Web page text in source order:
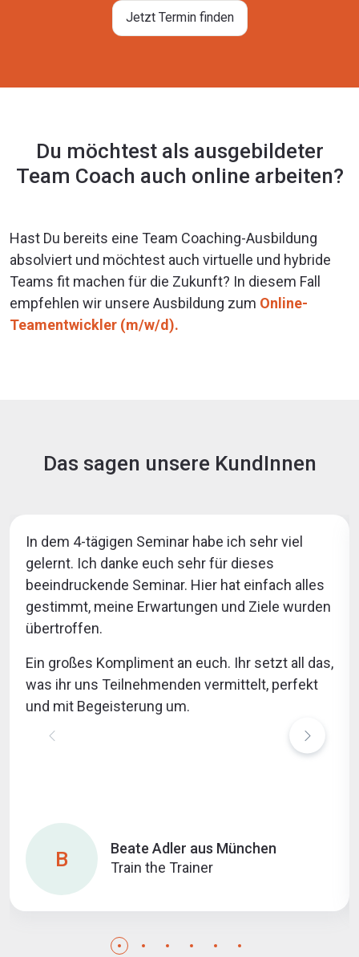
Jetzt Termin finden
Du möchtest als ausgebildeter
Team Coach auch online arbeiten?
Hast Du bereits eine Team Coaching-Ausbildung
absolviert und möchtest auch virtuelle und hybride
Teams fit machen für die Zukunft? In diesem Fall
empfehlen wir unsere Ausbildung zum Online-
Teamentwickler (m/w/d).
Das sagen unsere KundInnen
In dem 4-tägigen Seminar habe ich sehr viel
gelernt. Ich danke euch sehr für dieses
beeindruckende Seminar. Hier hat einfach alles
gestimmt, meine Erwartungen und Ziele wurden
übertroffen.
Ein großes Kompliment an euch. Ihr setzt all das,
was ihr uns Teilnehmenden vermittelt, perfekt
und mit Begeisterung um.
B
Beate Adler aus München
Train the Trainer